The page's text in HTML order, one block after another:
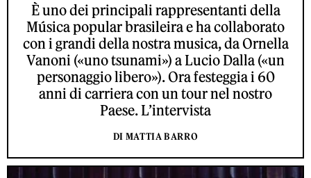
È uno dei principali rappresentanti della
Música popular brasileira e ha collaborato
con i grandi della nostra musica, da Ornella
Vanoni («uno tsunami») a Lucio Dalla («un
personaggio libero»). Ora festeggia i 60
anni di carriera con un tour nel nostro
Paese. L’intervista
DI MATTIA BARRO